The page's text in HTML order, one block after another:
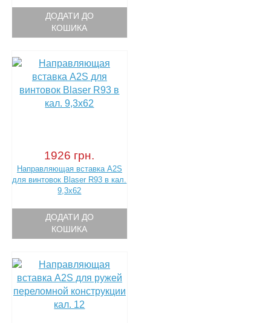
ДОДАТИ ДО
КОШИКА
1926 грн.
Направляющая вставка A2S
для винтовок Blaser R93 в кал.
9,3х62
ДОДАТИ ДО
КОШИКА